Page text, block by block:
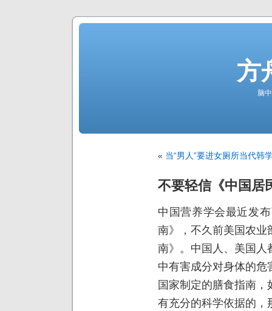
方
脑
« 当“男人”要进女厕所当代韩
不要轻信《中国居
中国营养学会最近发
南》，不久前美国农业
南》。中国人、美国人
中有害成分对身体的
国家制定的膳食指南
有充分的科学依据的，